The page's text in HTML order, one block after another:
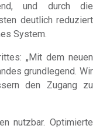
und durch die
deutlich reduziert
System.
„Mit dem neuen
grundlegend. Wir
den Zugang zu
nutzbar. Optimierte